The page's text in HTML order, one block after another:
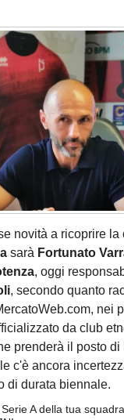
novità a ricoprire la
sarà Fortunato
, oggi
, secondo quanto
nei
da club
prenderà il posto di
c'è ancora
di durata biennale.
A della tua